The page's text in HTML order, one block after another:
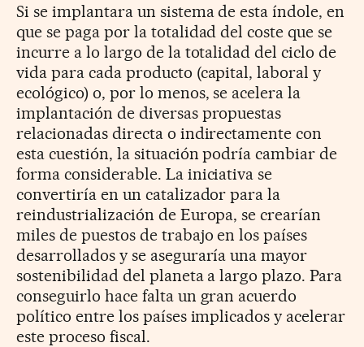
Si se implantara un sistema de esta índole, en
que se paga por la totalidad del coste que se
incurre a lo largo de la totalidad del ciclo de
vida para cada producto (capital, laboral y
ecológico) o, por lo menos, se acelera la
implantación de diversas propuestas
relacionadas directa o indirectamente con
esta cuestión, la situación podría cambiar de
forma considerable. La iniciativa se
convertiría en un catalizador para la
reindustrialización de Europa, se crearían
miles de puestos de trabajo en los países
desarrollados y se aseguraría una mayor
sostenibilidad del planeta a largo plazo. Para
conseguirlo hace falta un gran acuerdo
político entre los países implicados y acelerar
este proceso fiscal.